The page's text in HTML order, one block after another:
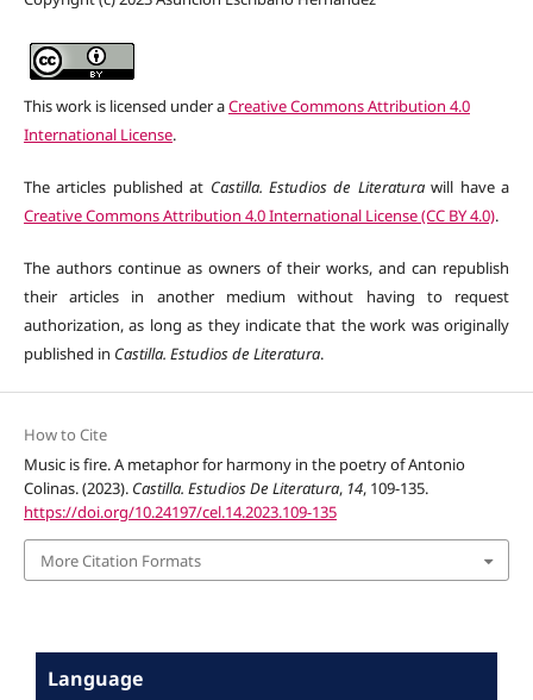
This work is licensed under aCreative Commons Attribution 4.0
International License.
The articles published at Castilla. Estudios de Literaturawill have a
Creative Commons Attribution 4.0 International License (CC BY 4.0).
The authors continue as owners of their works, and can republish
their articles in another medium without having to request
authorization, as long as they indicate that the work was originally
published in Castilla. Estudios de Literatura.
How to Cite
Music is fire. A metaphor for harmony in the poetry of Antonio
Colinas. (2023). Castilla. Estudios De Literatura, 14, 109-135.
https://doi.org/10.24197/cel.14.2023.109-135
More Citation Formats
Language